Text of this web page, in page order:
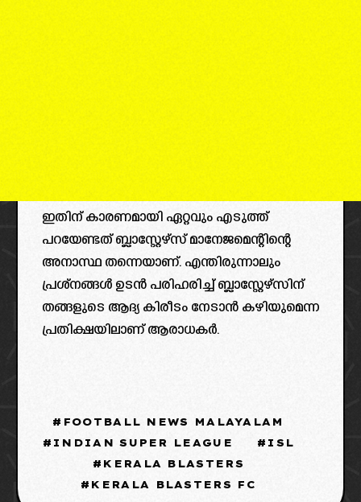
ഇതിന് കാരണമായി ഏറ്റവും എടുത്ത്
പറയേണ്ടത് ബ്ലാസ്റ്റേഴ്‌സ് മാനേജമെന്റിന്റെ
അനാസ്ഥ തന്നെയാണ്. എന്തിരുന്നാലും
പ്രശ്നങ്ങൾ ഉടൻ പരിഹരിച്ച് ബ്ലാസ്റ്റേഴ്‌സിന്
തങ്ങളുടെ ആദ്യ കിരീടം നേടാൻ കഴിയുമെന്ന
പ്രതിക്ഷയിലാണ് ആരാധകർ.
FOOTBALL NEWS MALAYALAM
INDIAN SUPER LEAGUE
ISL
KERALA BLASTERS
KERALA BLASTERS FC